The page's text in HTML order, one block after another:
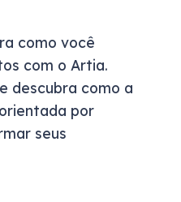
como você
com o Artia.
descubra como a
por
seus